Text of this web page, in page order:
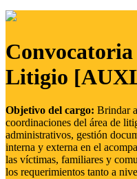
Litigio
Objetivo del cargo: Brindar
coordinaciones del área de
administrativos, gestión
interna y externa en el
las víctimas, familiares y
los requerimientos tanto a